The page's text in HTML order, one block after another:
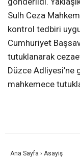
Sulh Ceza
kontrol tedbiri
Cumhuriyet
tutuklanarak
Düzce Adliyesi’ne
mahkemece
Ana Sayfa › Asayiş